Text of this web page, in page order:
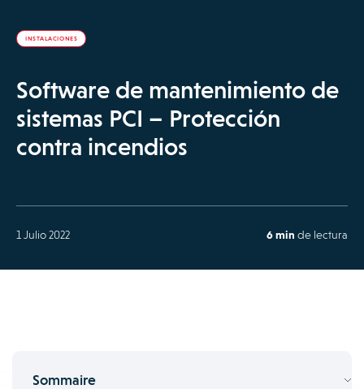
INSTALACIONES
Software de mantenimiento de
sistemas PCI – Protección
contra incendios
1 Julio 2022 6 min de lectura
Sommaire